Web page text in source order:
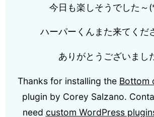
今日も楽しそうでした～
ハーパーくんまた来てくだ
ありがとうございまし
Thanks for installing the Bottom
plugin by Corey Salzano.
need custom WordPress